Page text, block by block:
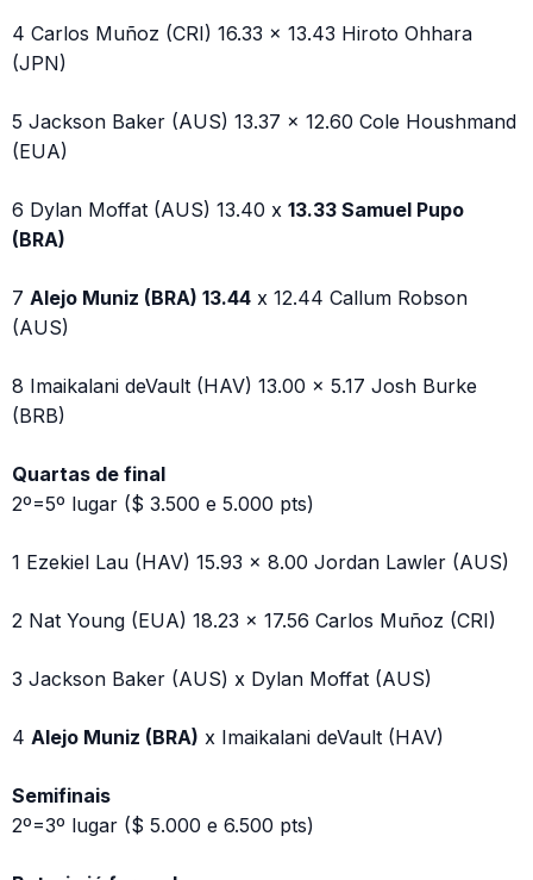
4 Carlos Muñoz (CRI) 16.33 x 13.43 Hiroto Ohhara
(JPN)
5 Jackson Baker (AUS) 13.37 x 12.60 Cole Houshmand
(EUA)
6 Dylan Moffat (AUS) 13.40 x 13.33 Samuel Pupo
(BRA)
7 Alejo Muniz (BRA) 13.44 x 12.44 Callum Robson
(AUS)
8 Imaikalani deVault (HAV) 13.00 x 5.17 Josh Burke
(BRB)
Quartas de final
2º=5º lugar ($ 3.500 e 5.000 pts)
1 Ezekiel Lau (HAV) 15.93 x 8.00 Jordan Lawler (AUS)
2 Nat Young (EUA) 18.23 x 17.56 Carlos Muñoz (CRI)
3 Jackson Baker (AUS) x Dylan Moffat (AUS)
4 Alejo Muniz (BRA) x Imaikalani deVault (HAV)
Semifinais
2º=3º lugar ($ 5.000 e 6.500 pts)